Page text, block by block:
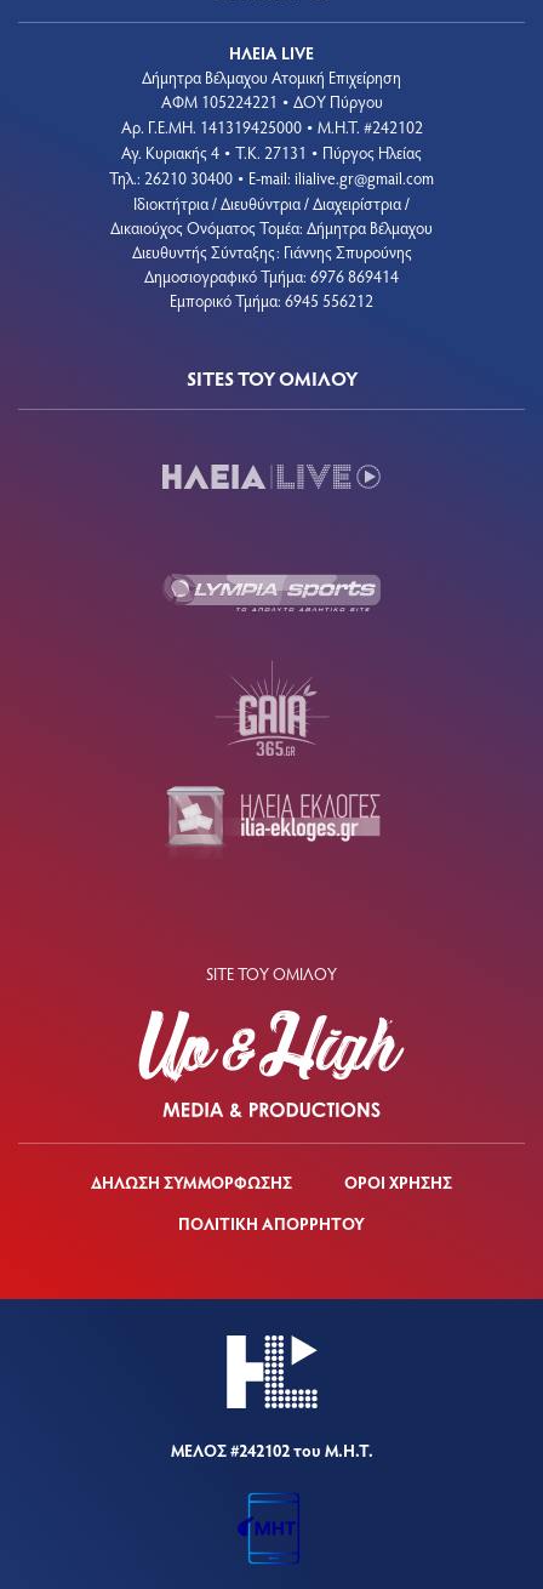
ΗΛΕΙΑ LIVE
Δήμητρα Βέλμαχου Ατομική Επιχείρηση
ΑΦΜ 105224221 • ΔΟΥ Πύργου
Aρ. Γ.Ε.ΜΗ. 141319425000 • Μ.Η.Τ. #242102
Αγ. Κυριακής 4 • Τ.Κ. 27131 • Πύργος Ηλείας
Τηλ.: 26210 30400 • E-mail: ilialive.gr@gmail.com
Ιδιοκτήτρια / Διευθύντρια / Διαχειρίστρια /
Δικαιούχος Ονόματος Τομέα: Δήμητρα Βέλμαχου
Διευθυντής Σύνταξης: Γιάννης Σπυρούνης
Δημοσιογραφικό Τμήμα: 6976 869414
Εμπορικό Τμήμα: 6945 556212
SITES ΤΟΥ ΟΜΙΛΟΥ
SITE ΤΟΥ ΟΜΙΛΟΥ
ΔΗΛΩΣΗ ΣΥΜΜΟΡΦΩΣΗΣ
ΟΡΟΙ ΧΡΗΣΗΣ
ΠΟΛΙΤΙΚΗ ΑΠΟΡΡΗΤΟΥ
ΜΕΛΟΣ #242102 του Μ.Η.Τ.